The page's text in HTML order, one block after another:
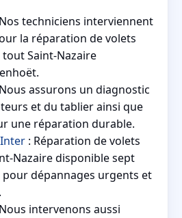
techniciens interviennent
la réparation de volets
Saint-Nazaire
assurons un diagnostic
et du tablier ainsi que
une réparation durable.
: Réparation de volets
Nazaire disponible sept
dépannages urgents et
intervenons aussi